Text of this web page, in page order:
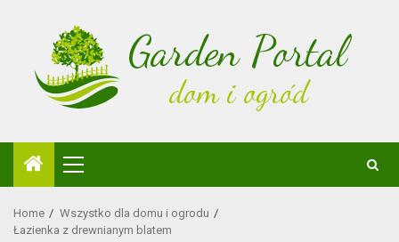
Primary
Menu
Home
Wszystko dla domu i ogrodu
Łazienka z drewnianym blatem